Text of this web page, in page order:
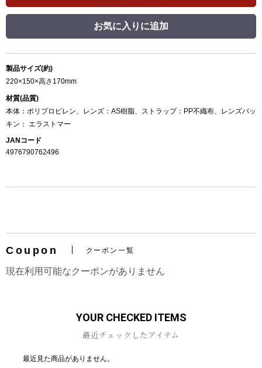
お気に入りに追加
製品サイズ(約)
220×150×高さ170mm
材質(品質)
本体：ポリプロピレン、レンズ：AS樹脂、ストラップ：PP不織布、レンズパッ
キン： エラストマー
JANコード
4976790762496
Coupon クーポン一覧
現在利用可能なクーポンがありません
YOUR CHECKED ITEMS
最近チェックしたアイテム
最近見た商品がありません。